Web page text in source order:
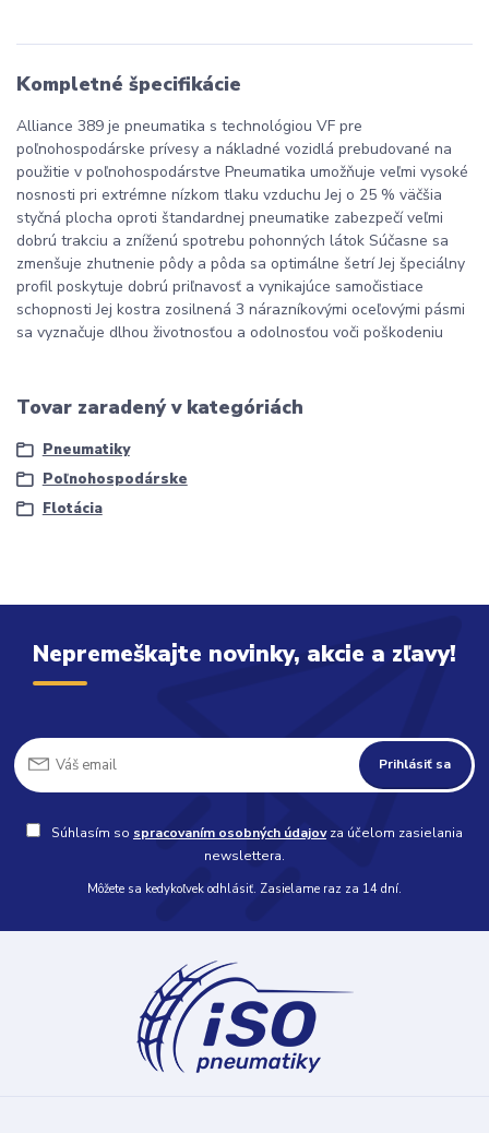
Kompletné špecifikácie
Alliance 389 je pneumatika s technológiou VF pre
poľnohospodárske prívesy a nákladné vozidlá prebudované na
použitie v poľnohospodárstve Pneumatika umožňuje veľmi vysoké
nosnosti pri extrémne nízkom tlaku vzduchu Jej o 25 % väčšia
styčná plocha oproti štandardnej pneumatike zabezpečí veľmi
dobrú trakciu a zníženú spotrebu pohonných látok Súčasne sa
zmenšuje zhutnenie pôdy a pôda sa optimálne šetrí Jej špeciálny
profil poskytuje dobrú priľnavosť a vynikajúce samočistiace
schopnosti Jej kostra zosilnená 3 nárazníkovými oceľovými pásmi
sa vyznačuje dlhou životnosťou a odolnosťou voči poškodeniu
Tovar zaradený v kategóriách
Pneumatiky
Poľnohospodárske
Flotácia
Nepremeškajte novinky, akcie a zľavy!
Prihlásiť sa
Súhlasím so spracovaním osobných údajovza účelom zasielania
newslettera.
Môžete sa kedykoľvek odhlásiť. Zasielame raz za 14 dní.